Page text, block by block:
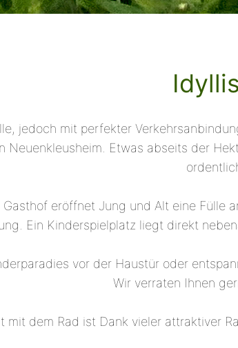
jedoch mit perfekter
Neuenkleusheim. Etwas abseits der
eröffnet Jung und Alt eine
Ein Kinderspielplatz liegt direkt
vor der Haustür oder
Wir verraten Ihnen
mit dem Rad ist Dank vieler attraktiver